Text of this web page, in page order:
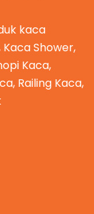
kaca
Shower,
Kaca,
Railing Kaca,